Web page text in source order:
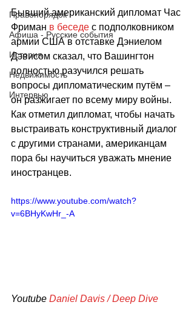
Правопорядок
Афиша - Русские события
История
Недвижимость
Интервью
Бывший американский дипломат Час
Фриман в беседе с подполковником
армии США в отставке Дэниелом
Дэвисом сказал, что Вашингтон
полностью разучился решать
вопросы дипломатическим путём –
он разжигает по всему миру войны.
Как отметил дипломат, чтобы начать
выстраивать конструктивный диалог
с другими странами, американцам
пора бы научиться уважать мнение
иностранцев.
https://www.youtube.com/watch?
v=6BHyKwHr_-A
Youtube Daniel Davis / Deep Dive